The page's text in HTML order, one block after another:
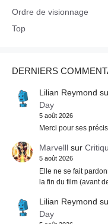
Ordre de visionnage
Top
DERNIERS
Lilian Reymond
Day
5 août 2026
Merci pour ses
Marvelllsur
5 août 2026
Elle ne se fait
la fin du film (avant
Lilian Reymond
Day